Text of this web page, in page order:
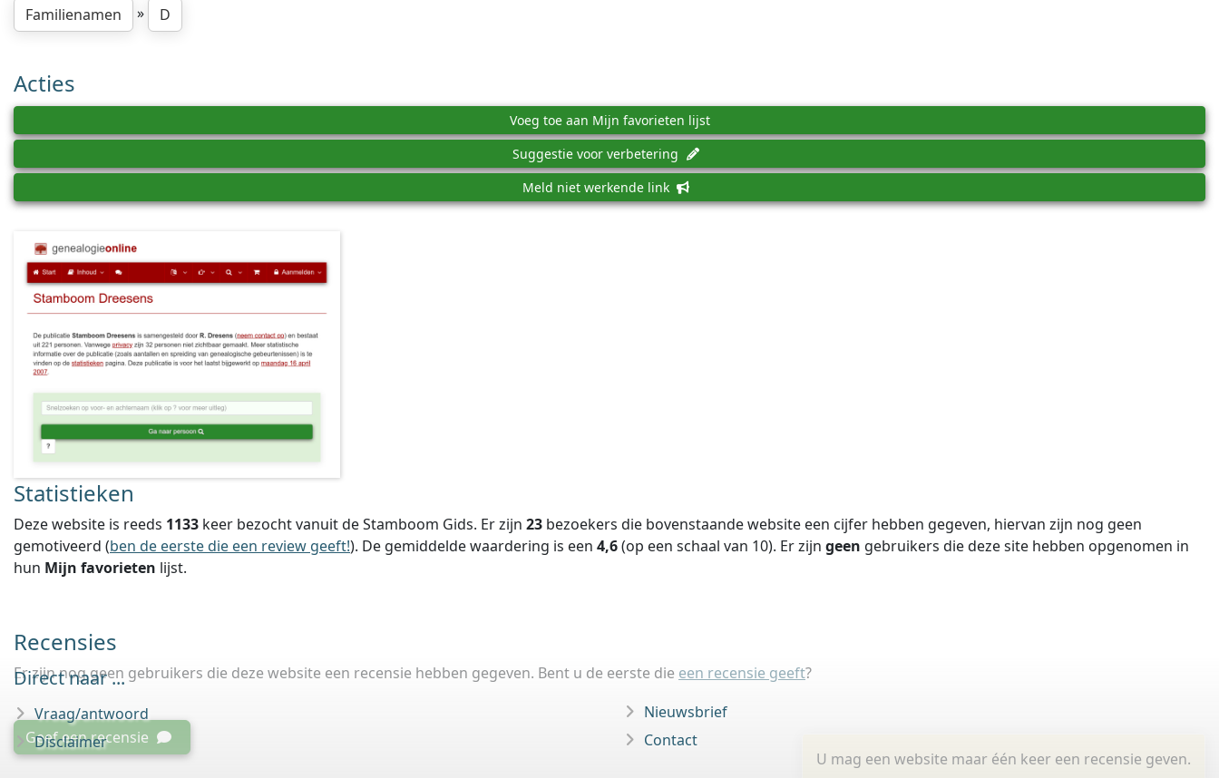
Familienamen
» D
Acties
Voeg toe aan Mijn favorieten lijst
Suggestie voor verbetering
Meld niet werkende link
Statistieken
Deze website is reeds 1133 keer bezocht vanuit de Stamboom Gids. Er zijn 23 bezoekers die bovenstaande website een cijfer hebben gegeven, hiervan zijn nog geen
gemotiveerd (ben de eerste die een review geeft!). De gemiddelde waardering is een 4,6(op een schaal van 10). Er zijn geen gebruikers die deze site hebben opgenomen in
hun Mijn favorieten lijst.
Recensies
Er zijn nog geen gebruikers die deze website een recensie hebben gegeven. Bent u de eerste die een recensie geeft?
U mag een website maar één keer een recensie geven.
Geef een recensie
Direct naar ...
Vraag/antwoord
Disclaimer
Nieuwsbrief
Contact